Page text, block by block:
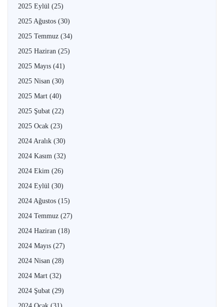
2025 Eylül (25)
2025 Ağustos (30)
2025 Temmuz (34)
2025 Haziran (25)
2025 Mayıs (41)
2025 Nisan (30)
2025 Mart (40)
2025 Şubat (22)
2025 Ocak (23)
2024 Aralık (30)
2024 Kasım (32)
2024 Ekim (26)
2024 Eylül (30)
2024 Ağustos (15)
2024 Temmuz (27)
2024 Haziran (18)
2024 Mayıs (27)
2024 Nisan (28)
2024 Mart (32)
2024 Şubat (29)